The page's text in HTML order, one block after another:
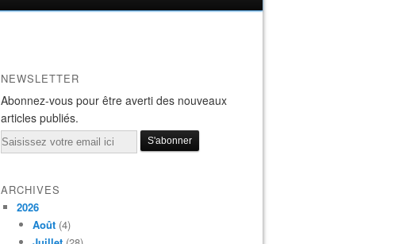
NEWSLETTER
Abonnez-vous pour être averti des nouveaux
articles publiés.
Email
ARCHIVES
2026
Août (4)